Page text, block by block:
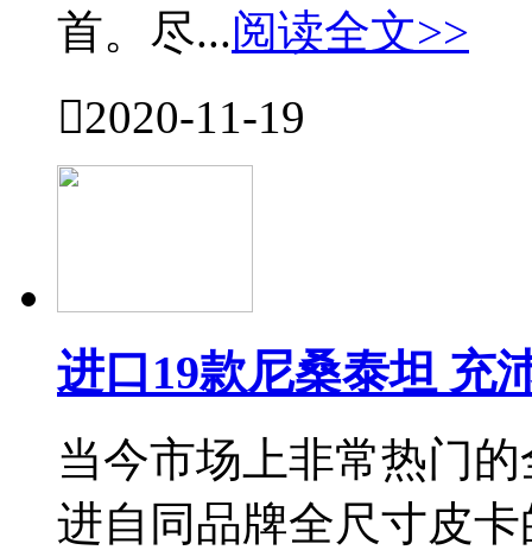
首。尽...阅读全文>>
2020-11-19
进口19款尼桑泰坦 充
当今市场上非常热门
进自同品牌全尺寸皮